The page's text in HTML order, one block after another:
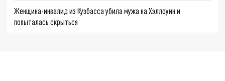
Женщина-инвалид из Кузбасса убила мужа на Хэллоуин и
попыталась скрыться